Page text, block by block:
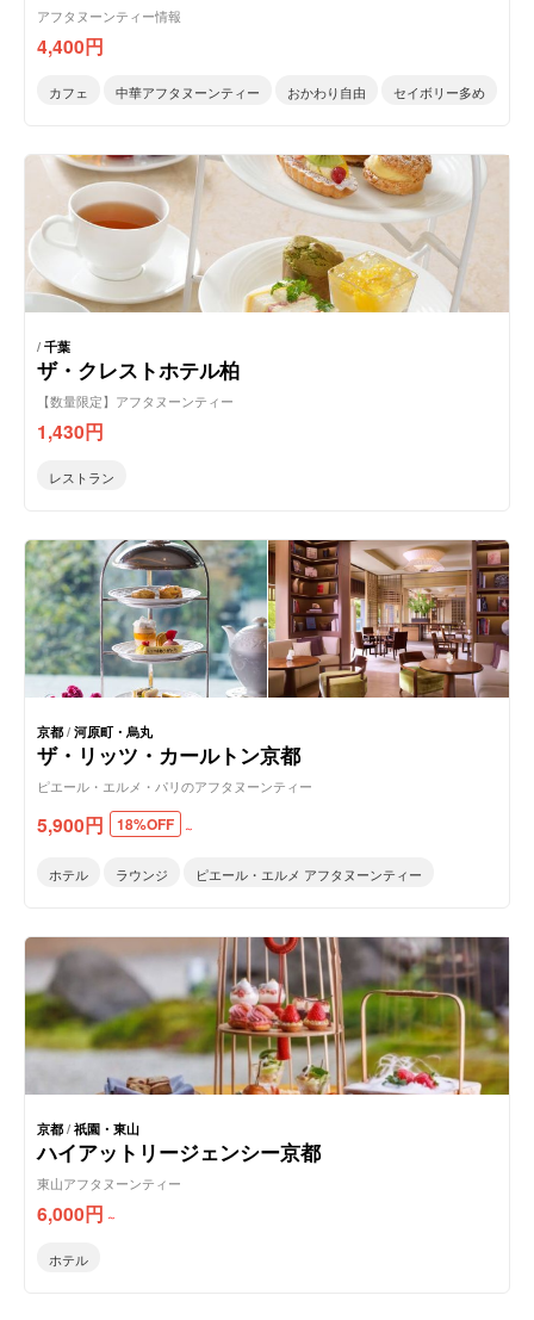
アフタヌーンティー情報
4,400円
カフェ 中華アフタヌーンティー おかわり自由 セイボリー多め
/千葉
ザ・クレストホテル柏
【数量限定】アフタヌーンティー
1,430円
レストラン
京都/河原町・烏丸
ザ・リッツ・カールトン京都
ピエール・エルメ・パリのアフタヌーンティー
5,900円 18%OFF ～
ホテル ラウンジ ピエール・エルメ アフタヌーンティー
京都/祇園・東山
ハイアットリージェンシー京都
東山アフタヌーンティー
6,000円 ～
ホテル